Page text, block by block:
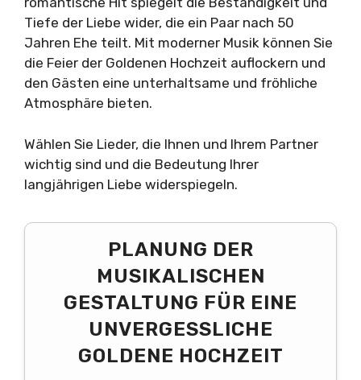
Tiefe der Liebe wider, die ein Paar nach 50
Jahren Ehe teilt. Mit moderner Musik können Sie
die Feier der Goldenen Hochzeit auflockern und
den Gästen eine unterhaltsame und fröhliche
Atmosphäre bieten.
Wählen Sie Lieder, die Ihnen und Ihrem Partner
wichtig sind und die Bedeutung Ihrer
langjährigen Liebe widerspiegeln.
PLANUNG DER
MUSIKALISCHEN
GESTALTUNG FÜR EINE
UNVERGESSLICHE
GOLDENE HOCHZEIT